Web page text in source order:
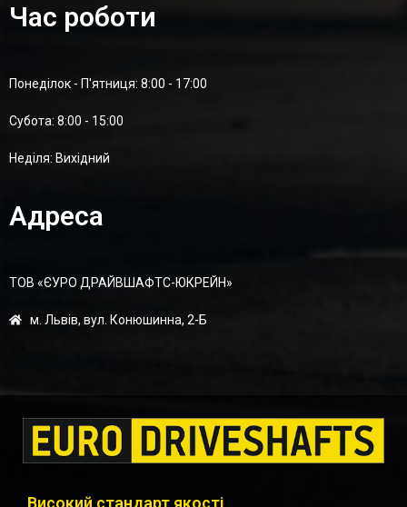
Час роботи
Понеділок - П'ятниця: 8:00 - 17:00
Суботa: 8:00 - 15:00
Неділя: Вихідний
Адреса
ТОВ «ЄУРО ДРАЙВШАФТC-ЮКРЕЙН»
м. Львів, вул. Конюшинна, 2-Б